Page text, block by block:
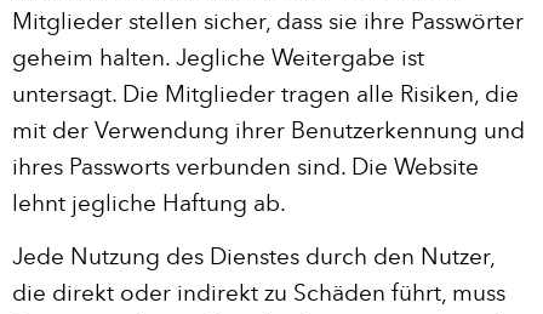
Mitglieder stellen sicher, dass sie ihre Passwörter
geheim halten. Jegliche Weitergabe ist
untersagt. Die Mitglieder tragen alle Risiken, die
mit der Verwendung ihrer Benutzerkennung und
ihres Passworts verbunden sind. Die Website
lehnt jegliche Haftung ab.
Jede Nutzung des Dienstes durch den Nutzer,
die direkt oder indirekt zu Schäden führt, muss